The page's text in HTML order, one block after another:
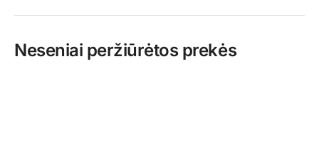
Neseniai peržiūrėtos prekės